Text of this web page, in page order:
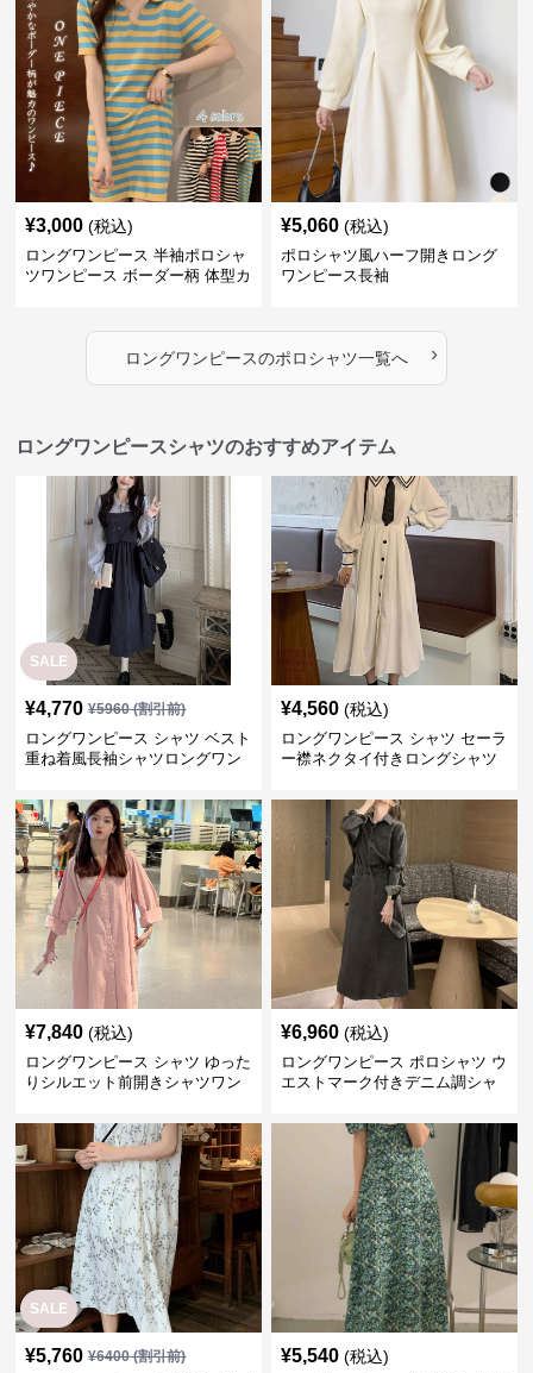
¥3,000 (税込)
ロングワンピース 半袖ポロシャ
ツワンピース ボーダー柄 体型カ
¥5,060 (税込)
ポロシャツ風ハーフ開きロング
ワンピース長袖
ロングワンピースのポロシャツ一覧へ ›
ロングワンピースシャツのおすすめアイテム
SALE
¥4,770 ¥5960(割引前)
ロングワンピース シャツ ベスト
重ね着風長袖シャツロングワン
¥4,560 (税込)
ロングワンピース シャツ セーラ
ー襟ネクタイ付きロングシャツ
¥7,840 (税込)
ロングワンピース シャツ ゆった
りシルエット前開きシャツワン
¥6,960 (税込)
ロングワンピース ポロシャツ ウ
エストマーク付きデニム調シャ
SALE
¥5,760 ¥6400(割引前) ¥5,540 (税込)